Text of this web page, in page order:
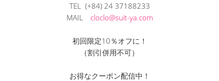
TEL (+84) 24 37188233
MAIL cloclo@suit-ya.com
初回限定10％オフに！
（割引併用不可）
お得なクーポン配信中！